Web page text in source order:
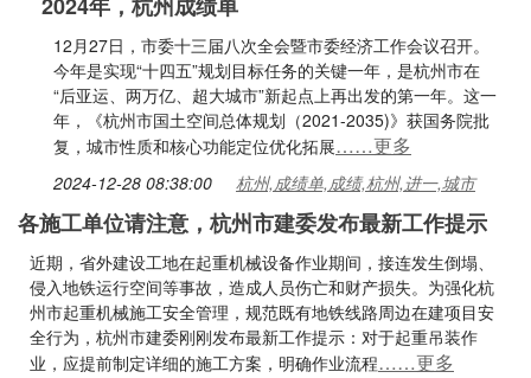
12月27日，市委十三届八次全会暨市委经济工作会议召开。
今年是实现“十四五”规划目标任务的关键一年，是杭州市在
“后亚运、两万亿、超大城市”新起点上再出发的第一年。这一
年，《杭州市国土空间总体规划（2021-2035)》获国务院批
复，城市性质和核心功能定位优化拓展……更多
2024-12-28 08:38:00 杭州,成绩单,成绩,杭州,进一,城市
各施工单位请注意，杭州市建委发布最新工作提示
近期，省外建设工地在起重机械设备作业期间，接连发生倒塌、
侵入地铁运行空间等事故，造成人员伤亡和财产损失。为强化杭
州市起重机械施工安全管理，规范既有地铁线路周边在建项目安
全行为，杭州市建委刚刚发布最新工作提示：对于起重吊装作
业，应提前制定详细的施工方案，明确作业流程……更多